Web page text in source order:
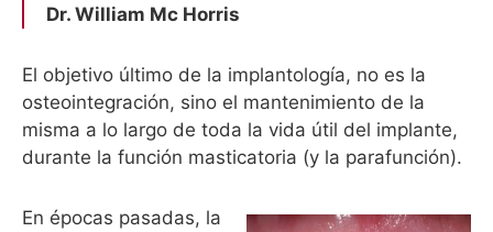
Dr. William Mc Horris
El objetivo último de la implantología, no es la
osteointegración, sino el mantenimiento de la
misma a lo largo de toda la vida útil del implante,
durante la función masticatoria (y la parafunción).
En épocas pasadas, la